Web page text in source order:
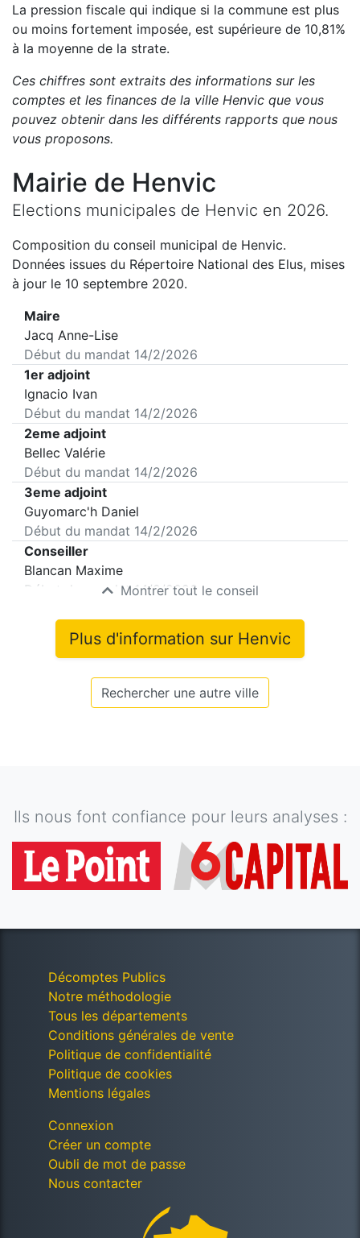
La pression fiscale qui indique si la commune est plus
ou moins fortement imposée, est supérieure de 10,81%
à la moyenne de la strate.
Ces chiffres sont extraits des informations sur les
comptes et les finances de la ville Henvic que vous
pouvez obtenir dans les différents rapports que nous
vous proposons.
Mairie de Henvic
Elections municipales de Henvic en 2026.
Composition du conseil municipal de Henvic.
Données issues du Répertoire National des Elus, mises
à jour le 10 septembre 2020.
Maire
Jacq Anne-Lise
Début du mandat 14/2/2026
1er adjoint
Ignacio Ivan
Début du mandat 14/2/2026
2eme adjoint
Bellec Valérie
Début du mandat 14/2/2026
3eme adjoint
Guyomarc'h Daniel
Début du mandat 14/2/2026
Conseiller
Blancan Maxime
Début du mandat14/2/2026
Montrer tout le conseil
Plus d'information sur Henvic
Rechercher une autre ville
Ils nous font confiance pour leurs analyses :
Décomptes Publics
Notre méthodologie
Tous les départements
Conditions générales de vente
Politique de confidentialité
Politique de cookies
Mentions légales
Connexion
Créer un compte
Oubli de mot de passe
Nous contacter